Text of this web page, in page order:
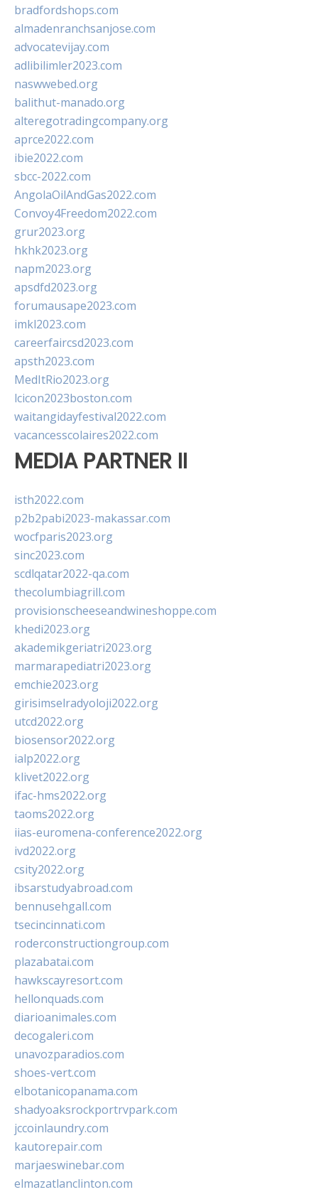
bradfordshops.com
almadenranchsanjose.com
advocatevijay.com
adlibilimler2023.com
naswwebed.org
balithut-manado.org
alteregotradingcompany.org
aprce2022.com
ibie2022.com
sbcc-2022.com
AngolaOilAndGas2022.com
Convoy4Freedom2022.com
grur2023.org
hkhk2023.org
napm2023.org
apsdfd2023.org
forumausape2023.com
imkl2023.com
careerfaircsd2023.com
apsth2023.com
MedItRio2023.org
lcicon2023boston.com
waitangidayfestival2022.com
vacancesscolaires2022.com
MEDIA PARTNER II
isth2022.com
p2b2pabi2023-makassar.com
wocfparis2023.org
sinc2023.com
scdlqatar2022-qa.com
thecolumbiagrill.com
provisionscheeseandwineshoppe.com
khedi2023.org
akademikgeriatri2023.org
marmarapediatri2023.org
emchie2023.org
girisimselradyoloji2022.org
utcd2022.org
biosensor2022.org
ialp2022.org
klivet2022.org
ifac-hms2022.org
taoms2022.org
iias-euromena-conference2022.org
ivd2022.org
csity2022.org
ibsarstudyabroad.com
bennusehgall.com
tsecincinnati.com
roderconstructiongroup.com
plazabatai.com
hawkscayresort.com
hellonquads.com
diarioanimales.com
decogaleri.com
unavozparadios.com
shoes-vert.com
elbotanicopanama.com
shadyoaksrockportrvpark.com
jccoinlaundry.com
kautorepair.com
marjaeswinebar.com
elmazatlanclinton.com